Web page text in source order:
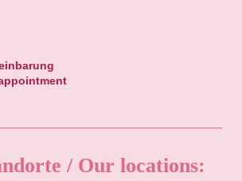
/ Our locations: